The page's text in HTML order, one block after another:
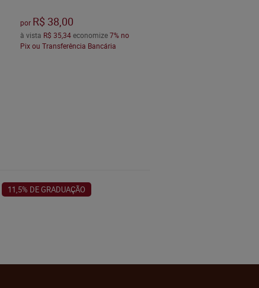
por R$ 38,00
à vista R$ 35,34economize7% no
Pix ou Transferência Bancária
11,5% DE GRADUAÇÃO